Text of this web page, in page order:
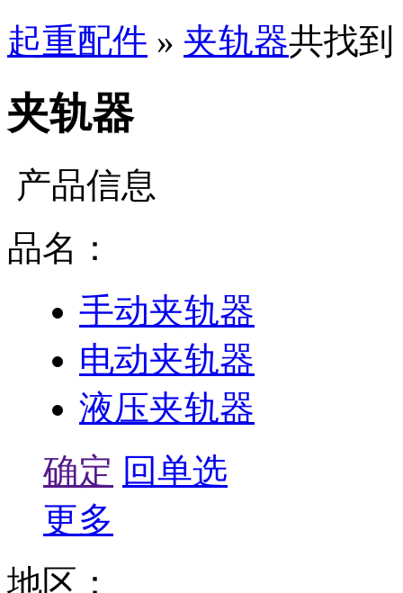
起重配件 » 夹轨器共找到
夹轨器
产品信息
品名：
手动夹轨器
电动夹轨器
液压夹轨器
确定 回单选
更多
地区：